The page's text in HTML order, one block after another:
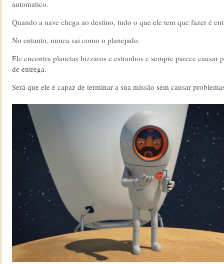
automatico.
Quando a nave chega ao destino, tudo o que ele tem que fazer é
No entanto, nunca sai como o planejado.
Ele encontra planetas bizzaros e estranhos e sempre parece causar
de entrega.
Será que ele é capaz de terminar a sua missão sem causar